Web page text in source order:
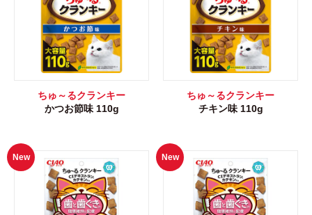
ちゅ～るクランキー
かつお節味 110g
ちゅ～るクランキー
チキン味 110g
New New